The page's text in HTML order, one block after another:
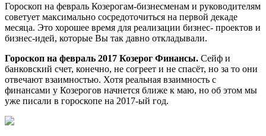
Гороскоп на февраль Козерогам-бизнесменам и руководителям
советует максимально сосредоточиться на первой декаде
месяца. Это хорошее время для реализации бизнес- проектов и
бизнес-идей, которые Вы так давно откладывали.
Гороскоп на февраль 2017 Козерог Финансы. Сейф и
банковский счет, конечно, не согреет и не спасёт, но за то они
отвечают взаимностью. Хотя реальная взаимность с
финансами у Козерогов начнется ближе к маю, но об этом мы
уже писали в гороскопе на 2017-ый год.